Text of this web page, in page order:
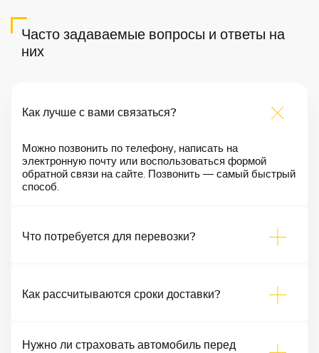
Часто задаваемые вопросы и ответы на
них
Как лучше с вами связаться?
Можно позвонить по телефону, написать на
электронную почту или воспользоваться формой
обратной связи на сайте. Позвонить — самый быстрый
способ.
Что потребуется для перевозки?
Как рассчитываются сроки доставки?
Нужно ли страховать автомобиль перед